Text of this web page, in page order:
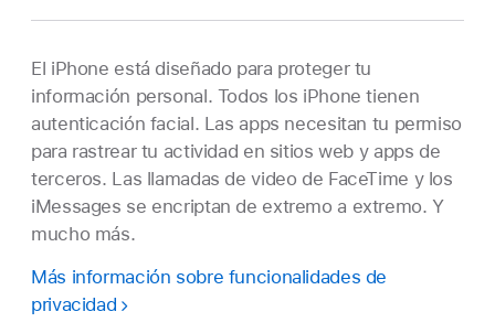
El iPhone está diseñado para proteger tu
información personal. Todos los iPhone tienen
autenticación facial. Las apps necesitan tu permiso
para rastrear tu actividad en sitios web y apps de
terceros. Las llamadas de video de FaceTime y los
iMessages se encriptan de extremo a extremo. Y
mucho más.
Más información sobre funcionalidades de
privacidad